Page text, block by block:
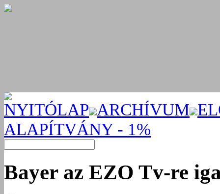
NYITÓLAP ARCHÍVUM
ALAPÍTVÁNY - 1%
Bayer az EZO Tv-re